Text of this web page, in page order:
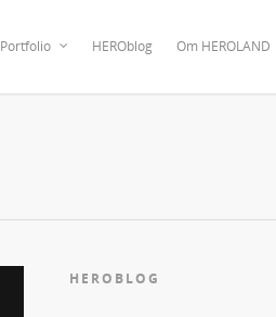
Portfolio HEROblog Om HEROLAND
HEROBLOG